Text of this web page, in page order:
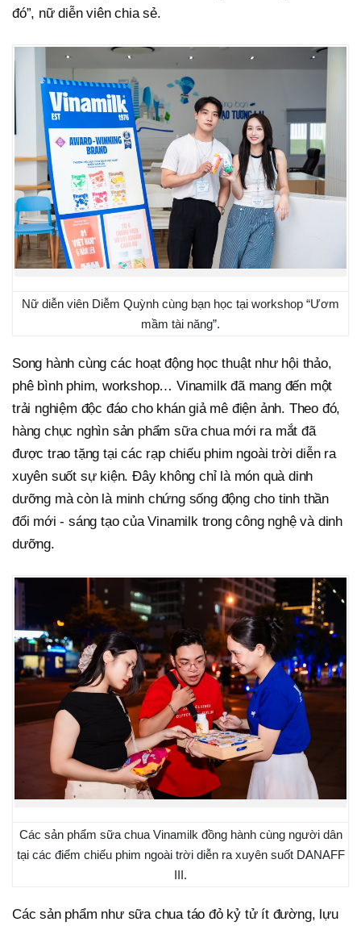
đó”, nữ diễn viên chia sẻ.
Nữ diễn viên Diễm Quỳnh cùng bạn học tại workshop “Ươm
mầm tài năng”.
Song hành cùng các hoạt động học thuật như hội thảo,
phê bình phim, workshop… Vinamilk đã mang đến một
trải nghiệm độc đáo cho khán giả mê điện ảnh. Theo đó,
hàng chục nghìn sản phẩm sữa chua mới ra mắt đã
được trao tặng tại các rạp chiếu phim ngoài trời diễn ra
xuyên suốt sự kiện. Đây không chỉ là món quà dinh
dưỡng mà còn là minh chứng sống động cho tinh thần
đổi mới - sáng tạo của Vinamilk trong công nghệ và dinh
dưỡng.
Các sản phẩm sữa chua Vinamilk đồng hành cùng người dân
tại các điểm chiếu phim ngoài trời diễn ra xuyên suốt DANAFF
III.
Các sản phẩm như sữa chua táo đỏ kỷ tử ít đường, lựu